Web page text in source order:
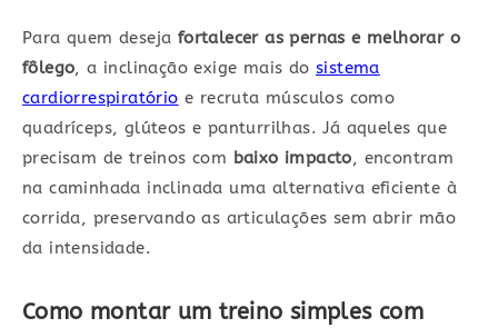
Para quem deseja fortalecer as pernas e melhorar o
fôlego, a inclinação exige mais dosistema
cardiorrespiratório e recruta músculos como
quadríceps, glúteos e panturrilhas. Já aqueles que
precisam de treinos com baixo impacto, encontram
na caminhada inclinada uma alternativa eficiente à
corrida, preservando as articulações sem abrir mão
da intensidade.
Como montar um treino simples com